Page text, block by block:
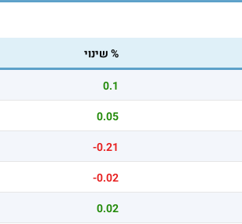
% שינוי
0.1
0.05
-0.21
-0.02
0.02